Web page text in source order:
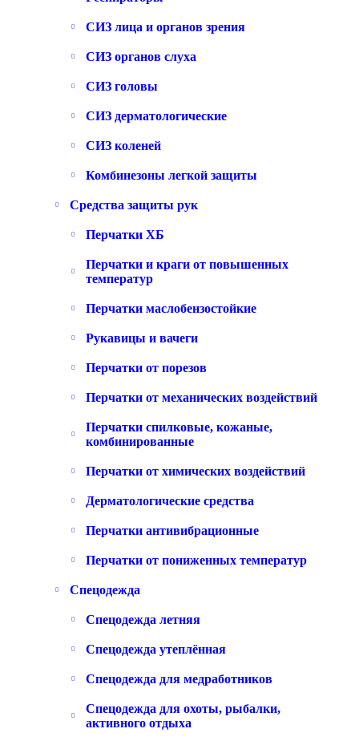
СИЗ лица и органов зрения
СИЗ органов слуха
СИЗ головы
СИЗ дерматологические
СИЗ коленей
Комбинезоны легкой защиты
Средства защиты рук
Перчатки ХБ
Перчатки и краги от повышенных
температур
Перчатки маслобензостойкие
Рукавицы и вачеги
Перчатки от порезов
Перчатки от механических воздействий
Перчатки спилковые, кожаные,
комбинированные
Перчатки от химических воздействий
Дерматологические средства
Перчатки антивибрационные
Перчатки от пониженных температур
Спецодежда
Спецодежда летняя
Спецодежда утеплённая
Спецодежда для медработников
Спецодежда для охоты, рыбалки,
активного отдыха